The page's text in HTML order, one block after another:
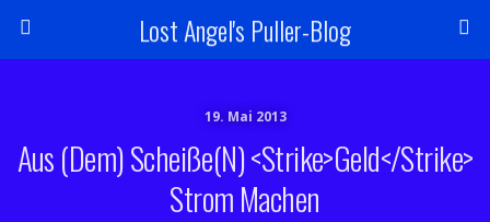
Lost Angel's Puller-Blog
19. Mai 2013
Aus (dem) Scheiße(n) <strike>Geld</strike>
Strom Machen